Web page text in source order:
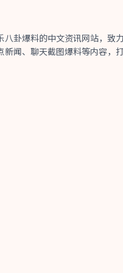
八卦爆料的中文资讯网站，致
新闻、聊天截图爆料等内容，